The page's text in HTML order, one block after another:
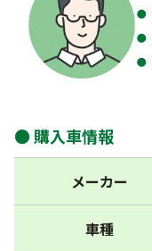
購入車情報
メーカー
車種